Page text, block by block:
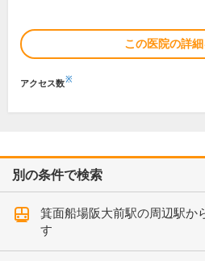
この医院の詳
アクセス数※
別の条件で検索
箕面船場阪大前駅の周辺駅か
す